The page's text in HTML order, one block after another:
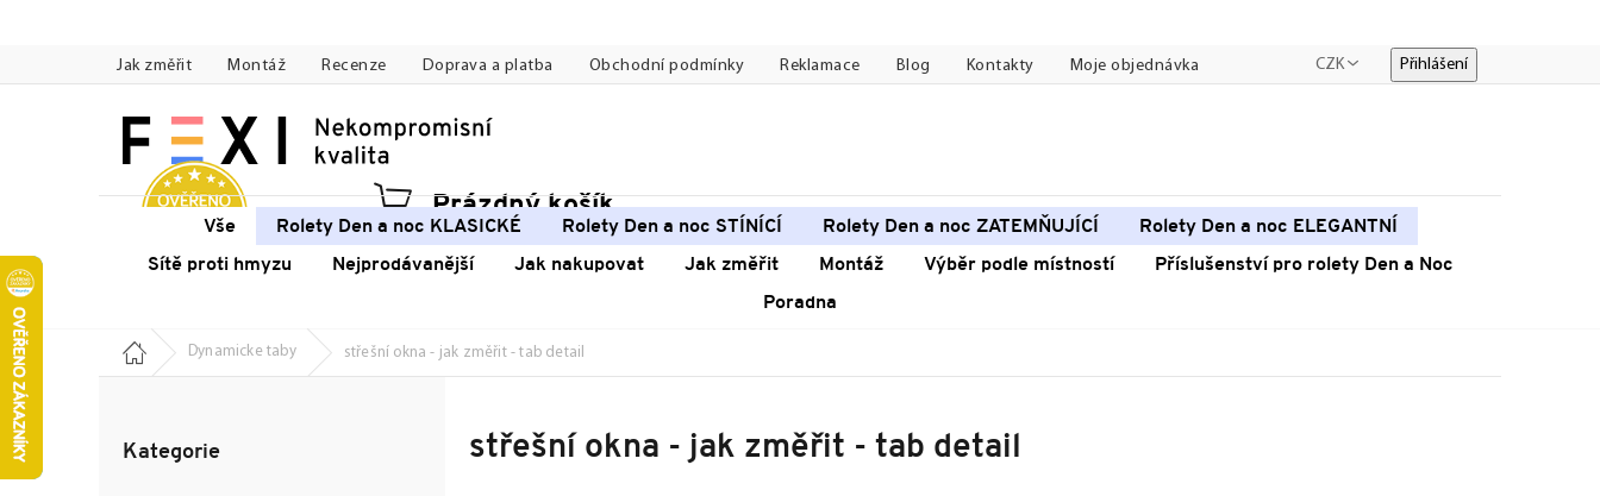
Jak změřit Montáž Recenze Doprava a platba Obchodní podmínky Reklamace Blog Kontakty Moje objednávka CZK Přihlášení
Nákupní
košík
Prázdný košík
Vše Rolety Den a noc KLASICKÉ Rolety Den a noc STÍNÍCÍ Rolety Den a noc ZATEMŇUJÍCÍ
Rolety Den a noc ELEGANTNÍ
Sítě proti hmyzu
Nejprodávanější Jak nakupovat Jak změřit Montáž Výběr podle místností
Příslušenství pro rolety Den a Noc
Poradna
Domů Dynamicke taby střešní okna - jak změřit - tab detail
kategorie
Kategorie střešní okna - jak změřit - tab detail